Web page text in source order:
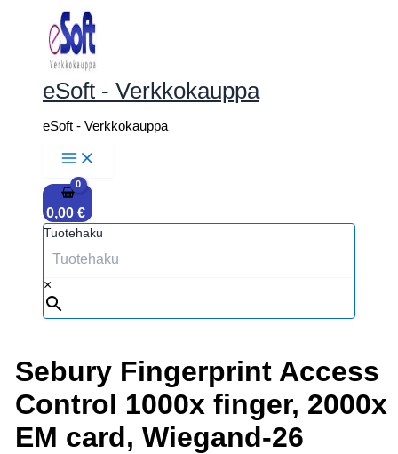
sisältöön
eSoft - Verkkokauppa
eSoft - Verkkokauppa
0,00 €
Tuotehaku
×
Sebury Fingerprint Access
Control 1000x finger, 2000x
EM card, Wiegand-26